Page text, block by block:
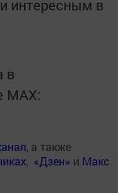
интересным в
в
MАХ:
, а также
, «Дзен» и Макс